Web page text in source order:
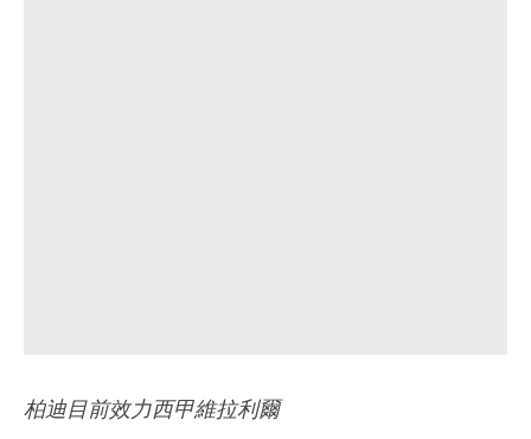
柏迪目前效力西甲維拉利爾